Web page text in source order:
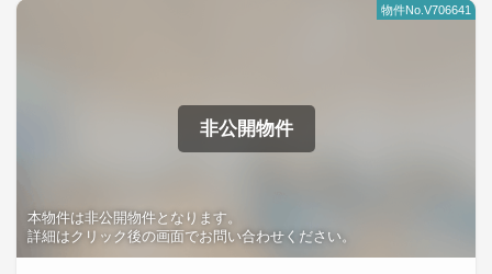
物件No.V706641
非公開物件
本物件は非公開物件となります。
詳細はクリック後の画面でお問い合わせください。